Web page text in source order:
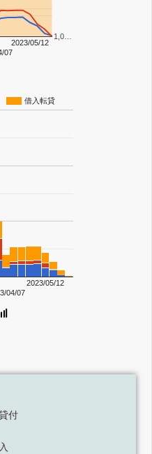
07
2023/05/12
1,0…
借入転貸
04/07
2023/05/12
付